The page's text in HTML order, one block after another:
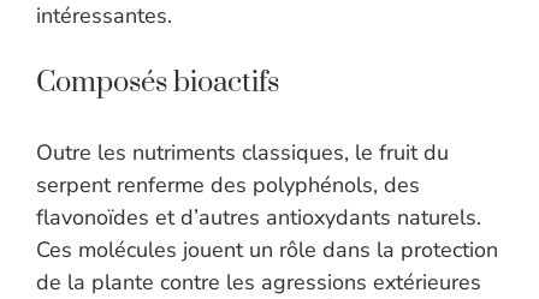
intéressantes.
Composés bioactifs
Outre les nutriments classiques, le fruit du
serpent renferme des polyphénols, des
flavonoïdes et d’autres antioxydants naturels.
Ces molécules jouent un rôle dans la protection
de la plante contre les agressions extérieures